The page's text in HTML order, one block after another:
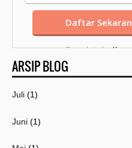
Template byKang
Mousir
ARSIP BLOG
Juli (1)
Juni (1)